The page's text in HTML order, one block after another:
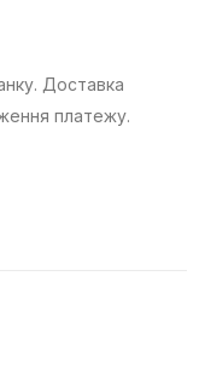
Доставка
платежу.